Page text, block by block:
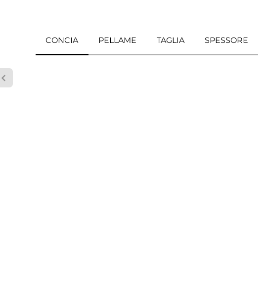
CONCIA PELLAME TAGLIA SPESSORE